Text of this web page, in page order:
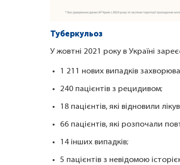
Туберкульоз
У жовтні 2021 року в Україні
1 211 нових випадків
240 пацієнтів з рецидивом;
18 пацієнтів, які відновили
66 пацієнтів, які розпочали
14 інших випадків;
5 пацієнтів з невідомою